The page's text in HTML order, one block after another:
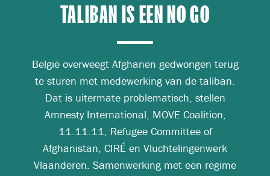
TALIBAN IS EEN NO GO
België overweegt Afghanen gedwongen terug
te sturen met medewerking van de taliban.
Dat is uitermate problematisch, stellen
Amnesty International, MOVE Coalition,
11.11.11, Refugee Committee of
Afghanistan, CIRÉ en Vluchtelingenwerk
Vlaanderen. Samenwerking met een regime